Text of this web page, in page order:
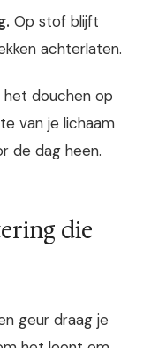
Op stof blijft
achterlaten.
het douchen op
van je lichaam
de dag heen.
die
geur draag je